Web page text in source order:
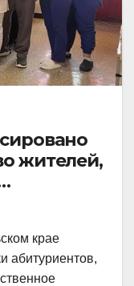
жителей,
с
крае
абитуриентов,